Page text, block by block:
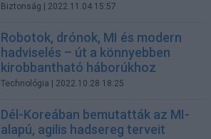
Biztonság | 2022.11.04 15:57
Robotok, drónok, MI és modern
hadviselés – út a könnyebben
kirobbantható háborúkhoz
Technológia | 2022.10.28 18:25
Dél-Koreában bemutatták az MI-
alapú, agilis hadsereg terveit